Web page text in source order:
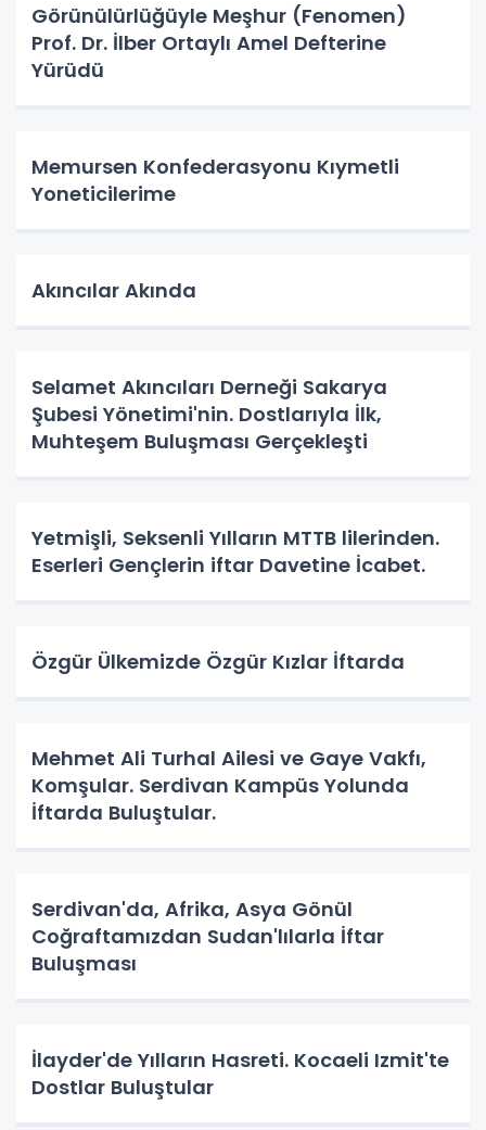
Görünülürlüğüyle Meşhur (Fenomen)
Prof. Dr. İlber Ortaylı Amel Defterine
Yürüdü
Memursen Konfederasyonu Kıymetli
Yoneticilerime
Akıncılar Akında
Selamet Akıncıları Derneği Sakarya
Şubesi Yönetimi'nin. Dostlarıyla İlk,
Muhteşem Buluşması Gerçekleşti
Yetmişli, Seksenli Yılların MTTB lilerinden.
Eserleri Gençlerin iftar Davetine İcabet.
Özgür Ülkemizde Özgür Kızlar İftarda
Mehmet Ali Turhal Ailesi ve Gaye Vakfı,
Komşular. Serdivan Kampüs Yolunda
İftarda Buluştular.
Serdivan'da, Afrika, Asya Gönül
Coğraftamızdan Sudan'lılarla İftar
Buluşması
İlayder'de Yılların Hasreti. Kocaeli Izmit'te
Dostlar Buluştular